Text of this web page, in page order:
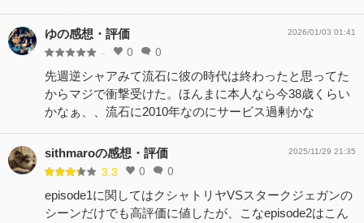
ゆの感想・評価
- 0 0
2026/01/03 01:41
先週逆シャアみて流石に彼の時代は終わったと思ってた
からマジで衝撃受けた。ほんまに本人なら今38歳くらい
かなぁ、、流石に2010年なのにサービス過剰かな
sithmaroの感想・評価
3.3 0 0
2025/11/29 21:35
episode1に関してはクシャトリヤVSスタークジェガンの
シーンだけでも高評価に値したが、こなepisode2はこん